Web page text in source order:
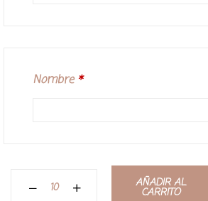
Nombre *
AÑADIR AL
CARRITO